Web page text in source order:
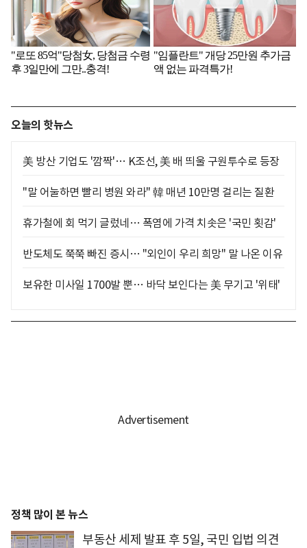
오늘의 핫뉴스
美 방산 기업도 '깜짝'… K조선, 美 배 띄울 구원투수로 등장
"말 어눌하면 빨리 병원 와라" 韓 매년 10만명 걸리는 질환
휴가철에 회 먹기 글렀네… 폭염에 가격 치솟은 '국민 횟감'
반도체도 쭉쭉 빠진 증시… "외인이 우리 희망" 말 나온 이유
보유한 미사일 1700발 뿐… 바닥 보인다는 美 무기고 '위태'
정책 많이 본 뉴스
부동산 세제 발표 후 5일, 국민 입법 의견